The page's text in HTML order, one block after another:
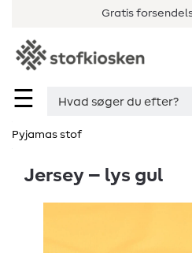
Gratis
☰
Pyjamas stof
Jersey – lys gul